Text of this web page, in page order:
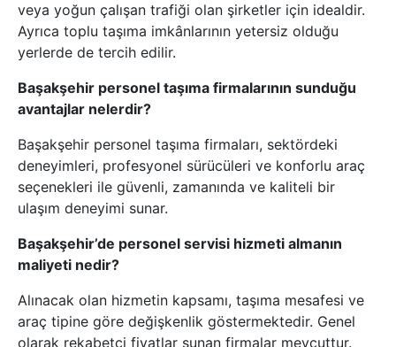
veya yoğun çalışan trafiği olan şirketler için idealdir.
Ayrıca toplu taşıma imkânlarının yetersiz olduğu
yerlerde de tercih edilir.
Başakşehir personel taşıma firmalarının sunduğu
avantajlar nelerdir?
Başakşehir personel taşıma firmaları, sektördeki
deneyimleri, profesyonel sürücüleri ve konforlu araç
seçenekleri ile güvenli, zamanında ve kaliteli bir
ulaşım deneyimi sunar.
Başakşehir’de personel servisi hizmeti almanın
maliyeti nedir?
Alınacak olan hizmetin kapsamı, taşıma mesafesi ve
araç tipine göre değişkenlik göstermektedir. Genel
olarak rekabetçi fiyatlar sunan firmalar mevcuttur.